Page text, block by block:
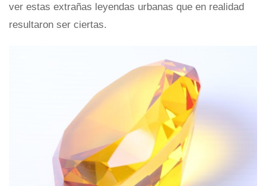
ver estas extrañas leyendas urbanas que en realidad
resultaron ser ciertas.